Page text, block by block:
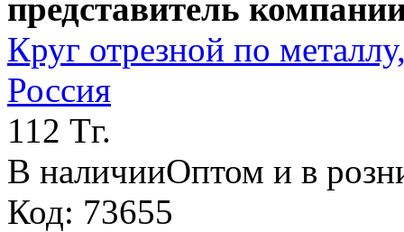
представитель
Круг отрезной по
Россия
112 Тг.
В наличииОптом и в
Код: 73655